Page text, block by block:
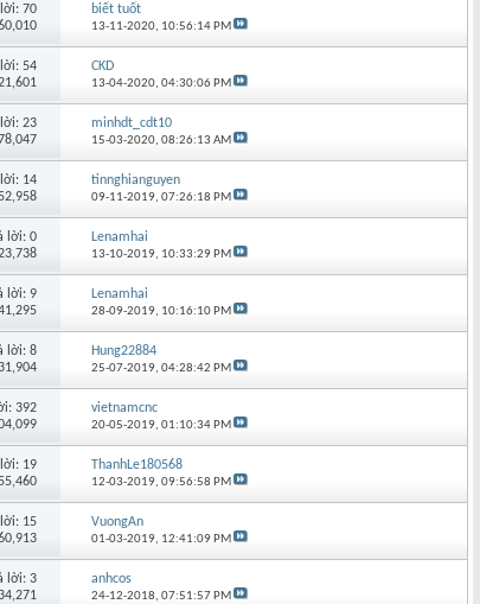
70
biết tuốt
13-11-2020, 10:56:14 PM
54
CKD
13-04-2020,04:30:06 PM
23
minhdt_cdt10
15-03-2020,08:26:13 AM
14
tinnghianguyen
09-11-2019,07:26:18 PM
lời: 0
Lenamhai
13-10-2019, 10:33:29 PM
lời: 9
Lenamhai
28-09-2019, 10:16:10 PM
lời: 8
Hung22884
25-07-2019,04:28:42 PM
392
vietnamcnc
20-05-2019,01:10:34 PM
19
ThanhLe180568
12-03-2019,09:56:58 PM
15
VuongAn
01-03-2019, 12:41:09 PM
lời: 3
anhcos
24-12-2018,07:51:57 PM